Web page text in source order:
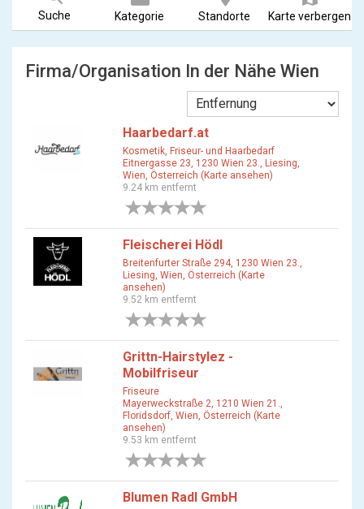
Suche Kategorie Standorte Karte verbergen
Firma/Organisation In der Nähe Wien
Haarbedarf.at
Kosmetik, Friseur- und Haarbedarf
Eitnergasse 23, 1230 Wien 23., Liesing,
Wien, Österreich (Karte ansehen)
9.24 km entfernt
Fleischerei Hödl
Breitenfurter Straße 294, 1230 Wien 23.,
Liesing, Wien, Österreich (Karte
ansehen)
9.52 km entfernt
Grittn-Hairstylez -
Mobilfriseur
Friseure
Mayerweckstraße 2, 1210 Wien 21.,
Floridsdorf, Wien, Österreich (Karte
ansehen)
9.53 km entfernt
Blumen Radl GmbH